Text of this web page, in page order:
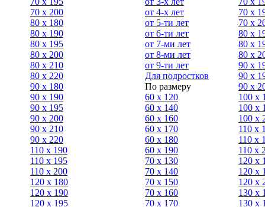
70 х 200
80 х 180
80 х 190
80 х 195
80 х 200
80 x 210
80 x 220
90 x 180
90 х 190
90 х 195
90 х 200
90 x 210
90 x 220
110 x 190
110 x 195
110 x 200
120 x 180
120 х 190
120 х 195
от 4-х лет
от 5-ти лет
от 6-ти лет
от 7-ми лет
от 8-ми лет
от 9-ти лет
Для подростков
По размеру
60 х 120
60 х 140
60 х 160
60 х 170
60 х 180
60 х 190
70 х 130
70 х 140
70 х 150
70 х 160
70 х 170
70 х
70 x
80 x
80 x
80 x
90 x
90 x
90 x
100 x
100 х
100 x
110 x
110 х
110 х
120 х
120 х
120 х
130 х
130 х